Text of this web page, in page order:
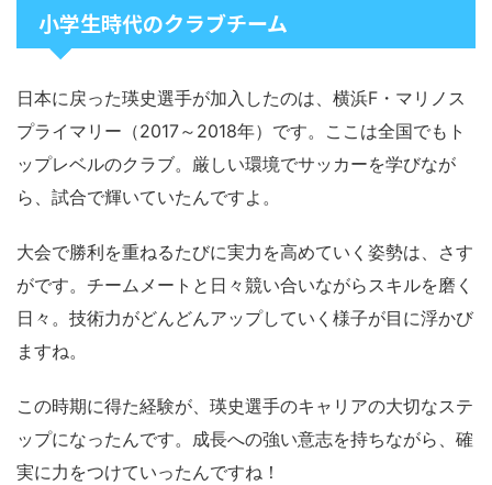
小学生時代のクラブチーム
日本に戻った瑛史選手が加入したのは、横浜F・マリノス
プライマリー（2017～2018年）です。ここは全国でもト
ップレベルのクラブ。厳しい環境でサッカーを学びなが
ら、試合で輝いていたんですよ。
大会で勝利を重ねるたびに実力を高めていく姿勢は、さす
がです。チームメートと日々競い合いながらスキルを磨く
日々。技術力がどんどんアップしていく様子が目に浮かび
ますね。
この時期に得た経験が、瑛史選手のキャリアの大切なステ
ップになったんです。成長への強い意志を持ちながら、確
実に力をつけていったんですね！